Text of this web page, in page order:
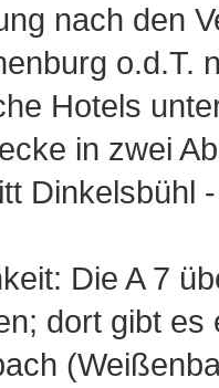
nach den
o.d.T.
Hotels
in zwei
Dinkelsbühl
Die A 7
dort gibt